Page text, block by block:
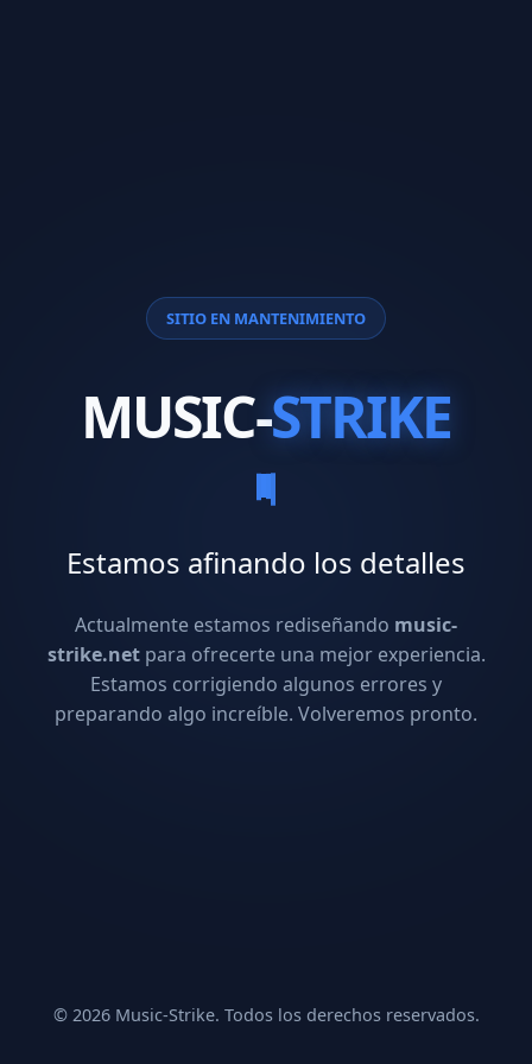
SITIO EN MANTENIMIENTO
MUSIC-STRIKE
Estamos afinando los detalles
Actualmente estamos rediseñando music-
strike.netpara ofrecerte una mejor experiencia.
Estamos corrigiendo algunos errores y
preparando algo increíble. Volveremos pronto.
© 2026 Music-Strike. Todos los derechos reservados.